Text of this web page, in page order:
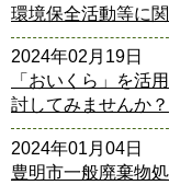
環境保全活動等に
2024年02月19日
「おいくら」を活
討してみませんか？
2024年01月04日
豊明市一般廃棄物